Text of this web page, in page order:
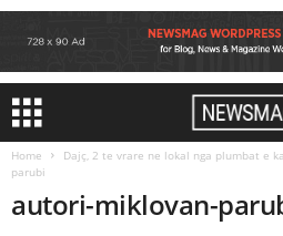
Home Dajç, 2 te vrare ne lokal nga plumbat e
parubi
autori-miklovan-